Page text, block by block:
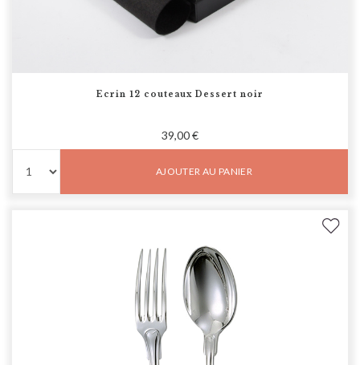
Ecrin 12 couteaux Dessert noir
39,00 €
AJOUTER AU PANIER